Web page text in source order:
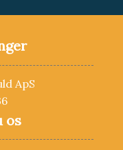
ApS
os